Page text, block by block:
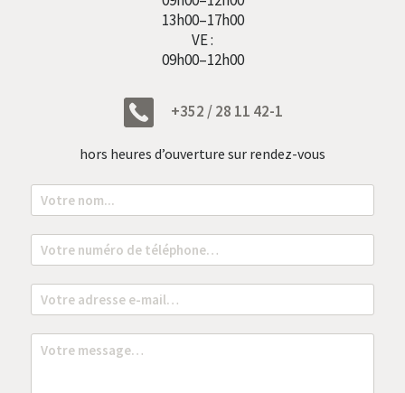
13h00–17h00
VE :
09h00–12h00
+352 / 28 11 42-1
hors heures d’ouverture sur rendez-vous
N
m
*
T
l
é
h
E
m
a
iM